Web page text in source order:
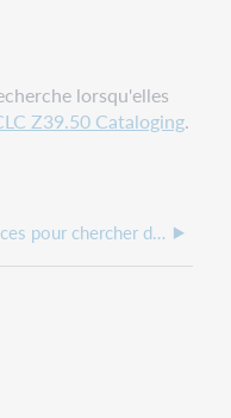
lorsqu'elles
Z39.50 Cataloging.
Comment utiliser les diverses interfaces pour chercher dans WorldCat